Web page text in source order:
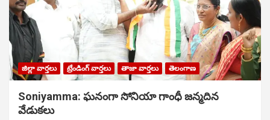
జిల్లా వార్తలు ట్రేండింగ్ వార్తలు తాజా వార్తలు తెలంగాణ
Soniyamma: ఘ‌నంగా సోనియా గాంధీ జ‌న్మ‌దిన
వేడుక‌లు